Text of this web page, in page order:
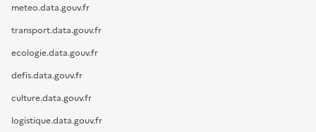
meteo.data.gouv.fr
transport.data.gouv.fr
ecologie.data.gouv.fr
defis.data.gouv.fr
culture.data.gouv.fr
logistique.data.gouv.fr